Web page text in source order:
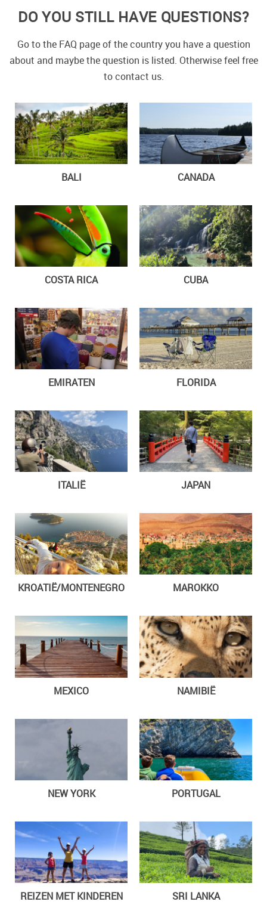
DO YOU STILL HAVE QUESTIONS?
Go to the FAQ page of the country you have a question
about and maybe the question is listed. Otherwise feel free
to contact us.
BALI CANADA
COSTA RICA CUBA
EMIRATEN FLORIDA
ITALIË JAPAN
KROATIË/MONTENEGRO MAROKKO
MEXICO NAMIBIË
NEW YORK PORTUGAL
REIZEN MET KINDEREN SRI LANKA